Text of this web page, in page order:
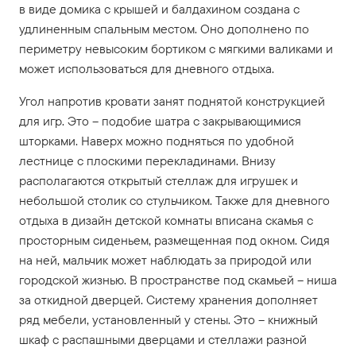
в виде домика с крышей и балдахином создана с
удлиненным спальным местом. Оно дополнено по
периметру невысоким бортиком с мягкими валиками и
может использоваться для дневного отдыха.
Угол напротив кровати занят поднятой конструкцией
для игр. Это – подобие шатра с закрывающимися
шторками. Наверх можно подняться по удобной
лестнице с плоскими перекладинами. Внизу
располагаются открытый стеллаж для игрушек и
небольшой столик со стульчиком. Также для дневного
отдыха в дизайн детской комнаты вписана скамья с
просторным сиденьем, размещенная под окном. Сидя
на ней, мальчик может наблюдать за природой или
городской жизнью. В пространстве под скамьей – ниша
за откидной дверцей. Систему хранения дополняет
ряд мебели, установленный у стены. Это – книжный
шкаф с распашными дверцами и стеллажи разной